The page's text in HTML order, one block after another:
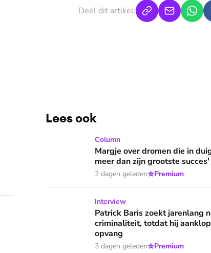
Deel dit artikel:
kun je beter niet met het vingertje wijzen’
Lees ook
Margje over dromen die in duigen vallen:
Column
Margje over dromen die in
meer dan zijn grootste succes'
2 dagen geleden⭐Premium
Patrick Baris zoekt jarenlang naar houvast
Interview
Patrick Baris zoekt jarenlang
criminaliteit, totdat hij
opvang
3 dagen geleden⭐Premium